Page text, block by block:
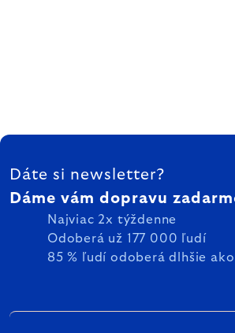
ZÁPÄTIE
Dáte si newsletter?
Dáme vám dopravu
Najviac 2x týždenne
Odoberá už 177 000 ľudí
85 % ľudí odoberá dlhšie